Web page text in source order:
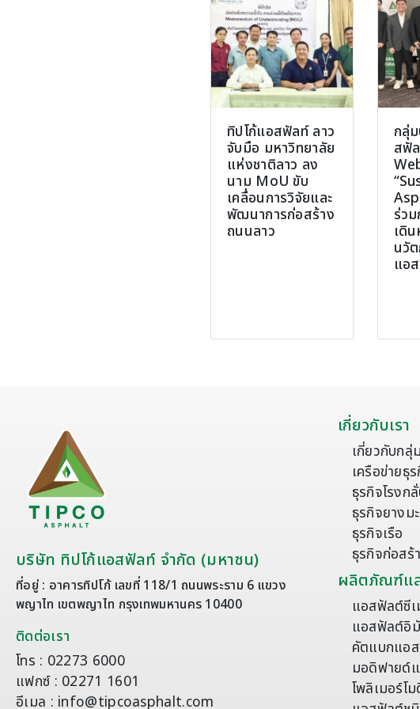
ทิปโก้แอสฟัลท์ ลาว
จับมือ มหาวิทยาลัย
แห่งชาติลาว ลง
นาม MoU ขับ
เคลื่อนการวิจัยและ
พัฒนาการก่อสร้าง
ถนนลาว
กลุ่
สฟั
ร่ว
เดิ
นวั
แอ
บริษัท ทิปโก้แอสฟัลท์ จำกัด (มหาชน)
ที่อยู่ : อาคารทิปโก้ เลขที่ 118/1 ถนนพระราม 6 แขวง
พญาไท เขตพญาไท กรุงเทพมหานคร 10400
ติดต่อเรา
โทร : 02273 6000
แฟกซ์ : 02271 1601
อีเมล : info@tipcoasphalt.com
เกี่ยวกับเรา
เกี่ยวกับก
เครือข่ายธุ
ธุรกิจโรงก
ธุรกิจยางม
ธุรกิจเรือ
ธุรกิจก่อสร้
ผลิตภัณฑ์แ
แอสฟัลต์ซี
แอสฟัลต์อิ
คัตแบกแอ
มอดิฟายด์
โพลิเมอร์